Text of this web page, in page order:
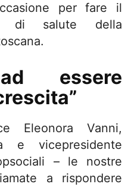
per fare il
di salute della
essere
Eleonora Vanni,
e vicepresidente
– le nostre
a rispondere